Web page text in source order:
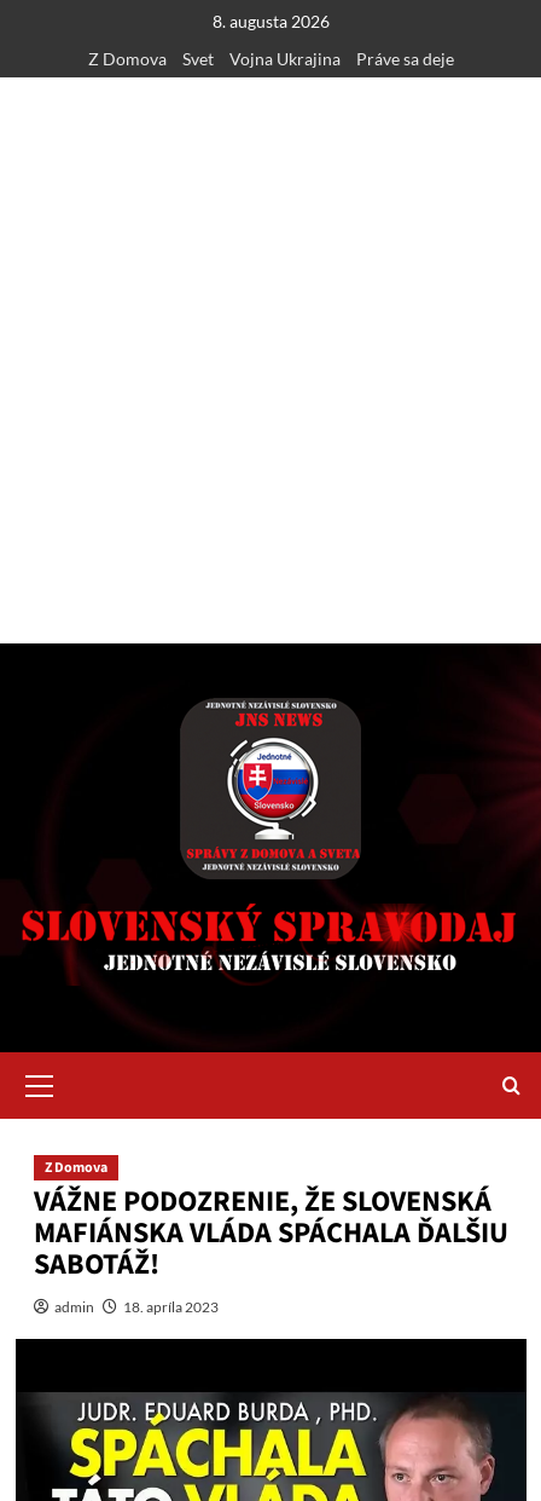
content
8. augusta 2026
Z Domova
Svet Vojna Ukrajina Práve sa deje
Menu
Z Domova
VÁŽNE PODOZRENIE, ŽE SLOVENSKÁ
MAFIÁNSKA VLÁDA SPÁCHALA ĎALŠIU
SABOTÁŽ!
admin 18. apríla 2023